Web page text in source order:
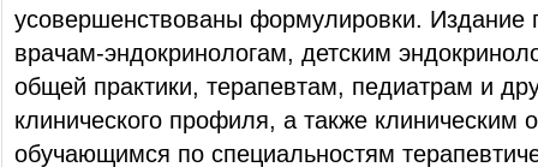
усовершенствованы формулировки. Издание
врачам-эндокринологам, детским
общей практики, терапевтам, педиатрам и
клинического профиля, а также клиническим
обучающимся по специальностям